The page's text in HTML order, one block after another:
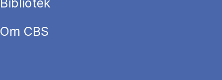
Bibliotek
Om CBS